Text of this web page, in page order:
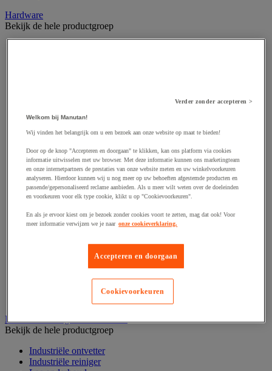
Hardware
Bekijk de hele productgroep
Draadstift
Haak en schroefoog
Ketting en trekkoord
Moer
Nagel en blindklinktang
Plug en pin
Punten, spijkers en nieten
Regelvoet
Ring
Scharnierpen, -strip en geheng
Sluitknop en handgreep
Industrieel reinigen en ontvetten
Bekijk de hele productgroep
Industriële ontvetter
Industriële reiniger
Verder zonder accepteren >
Welkom bij Manutan!
Wij vinden het belangrijk om u een bezoek aan onze website op maat te bieden!
Door op de knop "Accepteren en doorgaan" te klikken, kan ons platform via cookies
informatie uitwisselen met uw browser. Met deze informatie kunnen ons marketingteam
en onze internetpartners de prestaties van onze website meten en uw winkelvoorkeuren
analyseren. Hierdoor kunnen wij u nog meer op uw behoeften afgestemde producten en
passende/gepersonaliseerd reclame aanbieden. Als u meer wilt weten over de doeleinden
en voorkeuren voor elk type cookie, klikt u op "Cookievoorkeuren".
En als je ervoor kiest om je bezoek zonder cookies voort te zetten, mag dat ook! Voor
meer informatie verwijzen we je naar onze cookieverklaring.
Accepteren en doorgaan
Cookievoorkeuren